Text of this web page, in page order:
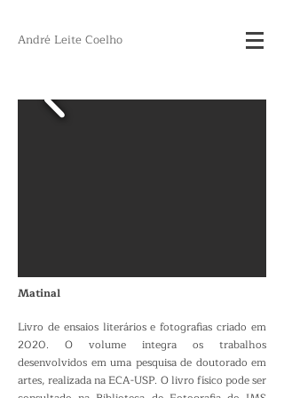
André Leite Coelho
Matinal
Livro de ensaios literários e fotografias criado em
2020. O volume integra os trabalhos
desenvolvidos em uma pesquisa de doutorado em
artes, realizada na ECA-USP. O livro físico pode ser